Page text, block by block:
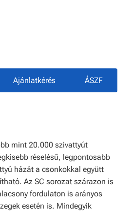
Ajánlatkérés ÁSZF
mint 20.000 szivattyút
réselésű, legpontosabb
házát a csonkokkal együtt
Az SC sorozat szárazon is
fordulaton is arányos
esetén is. Mindegyik